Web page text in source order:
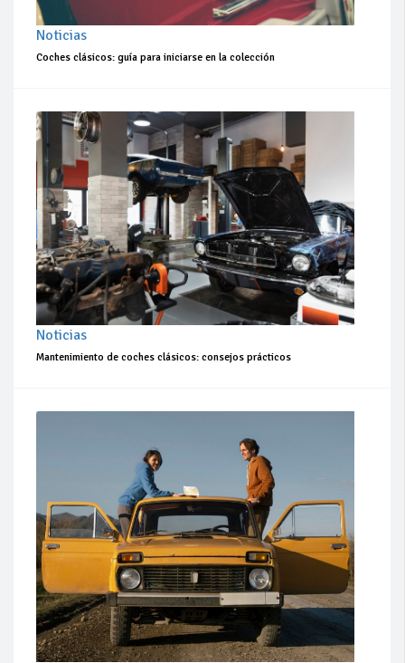
Noticias
Coches clásicos: guía para iniciarse en la colección
Noticias
Mantenimiento de coches clásicos: consejos prácticos